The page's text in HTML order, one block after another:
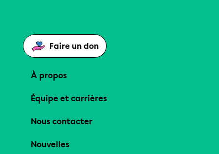
Faire un don
À propos
Équipe et carrières
Nous contacter
Nouvelles